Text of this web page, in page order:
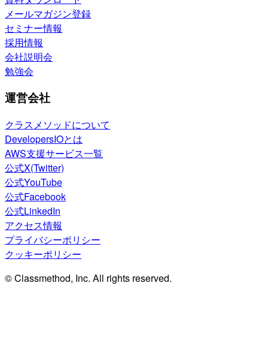
メールマガジン登録
セミナー情報
採用情報
会社説明会
勉強会
運営会社
クラスメソッドについて
DevelopersIOとは
AWS支援サービス一覧
公式X(Twitter)
公式YouTube
公式Facebook
公式LinkedIn
アクセス情報
プライバシーポリシー
クッキーポリシー
© Classmethod, Inc. All rights reserved.